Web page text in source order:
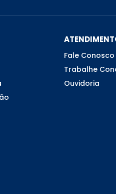
Fale Conosco
Trabalhe
Ouvidoria